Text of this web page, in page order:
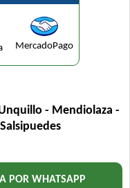
MercadoPago
- Mendiolaza -
POR WHATSAPP